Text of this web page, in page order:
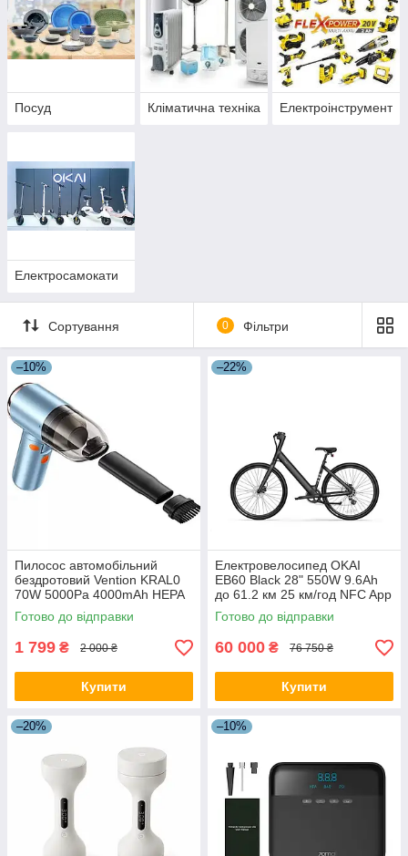
Посуд Кліматична техніка Електроінструмент
Електросамокати
Сортування 0 Фільтри
–10%
Пилосос автомобільний
бездротовий Vention KRAL0
70W 5000Pa 4000mAh HEPA
змінний фільтр
Готово до відправки
1 799 ₴ 2 000 ₴
Купити
–22%
Електровелосипед OKAI
EB60 Black 28" 550W 9.6Ah
до 61.2 км 25 км/год NFC App
гідравлічні гальма LED
дисплей
Готово до відправки
60 000 ₴ 76 750 ₴
Купити
–20% –10%